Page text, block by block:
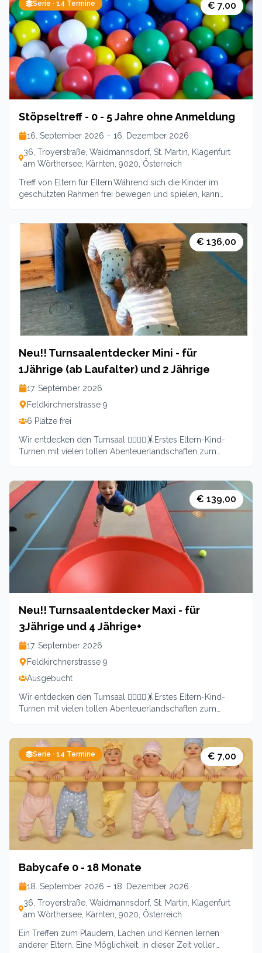
ganzheitlichen Überblick über die gesamte Stillzeit.
Willkommen sind auch Väter. von 0900- 1100Leitung:
Kergi Leitgeb, Cynthia Gröchenig Unkostenbeitrag 5 EURO
pro Termin
€ 7,00
Serie · 14 Termine
Stöpseltreff - 0 - 5 Jahre ohne Anmeldung
16. September 2026 – 16. Dezember 2026
36, Troyerstraße, Waidmannsdorf, St. Martin, Klagenfurt
am Wörthersee, Kärnten, 9020, Österreich
Treff von Eltern für Eltern.Während sich die Kinder im
geschützten Rahmen frei bewegen und spielen, kann
Kleinen. Individualität und neue Erfahrungen sind
unswichtig und gehört zu werden steht im Vordergrund.
Kinder dürfen Kinder sein.Jede/r ist WillkommenMittwoch
09:00 - 11:00Leitung: Carina EhrlichUnkostenbeitrag: 7€
€ 136,00
Neu!! Turnsaalentdecker Mini - für
1Jährige (ab Laufalter) und 2 Jährige
17. September 2026
Feldkirchnerstrasse 9
6 Plätze frei
Wir entdecken den Turnsaal 🤸‍♂️🤸‍♀️🤸Erstes Eltern-Kind-
Turnen mit vielen tollen Abenteuerlandschaften zum
Vordergrund. Donnerstags ab 17.9.8 x immer 1440 bis
1540Preis inklusive aller Materialen:139 Euro pro Kind
inklusive 1 Begleitperson Leitung: Andrea Cechak-Pötscher
KidFitFun-TrainerinAnmeldung zwingend notwendig.Es
bleibt dieses Jahr eine kleine Gruppe - rasche Anmeldung
empfohlen
€ 139,00
Neu!! Turnsaalentdecker Maxi - für
3Jährige und 4 Jährige+
17. September 2026
Feldkirchnerstrasse 9
Ausgebucht
Wir entdecken den Turnsaal 🤸‍♂️🤸‍♀️🤸Erstes Eltern-Kind-
Turnen mit vielen tollen Abenteuerlandschaften zum
Vordergrund. Donnerstags ab 17.9.20268 x immer 1540 bis
1640Preis inklusive aller Materialen:139 Euro pro Kind
inklusive 1 Begleitperson Leitung: Andrea Cechak-Pötscher
KidFitFun-TrainerinAnmeldung zwingend notwendig.Es
bleibt dieses Jahr eine kleine Gruppe - rasche Anmeldung
€ 7,00
Serie · 14 Termine
Babycafe 0 - 18 Monate
18. September 2026 – 18. Dezember 2026
36, Troyerstraße, Waidmannsdorf, St. Martin, Klagenfurt
am Wörthersee, Kärnten, 9020, Österreich
Ein Treffen zum Plaudern, Lachen und Kennen lernen
anderer Eltern. Eine Möglichkeit, in dieser Zeit voller